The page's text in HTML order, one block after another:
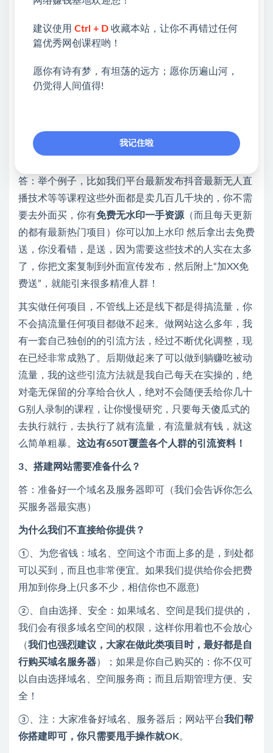
1、这个项目还能玩嘛？
答：肯定还能玩，10年前我们就开始卖VIP和课程，现
在的大环境下，大家更需要学习，更多的人需要在网上
有人跟着你。
2、这个项目卖给谁？（怎么引流？）
答：举个例子，比如我们平台最新发布抖音最新无人直
播技术等等课程这些外面都是卖几百几千块的，你不需
要去外面买，你有免费无水印一手资源 （而且每天更新
的都有最新热门项目）你可以加上水印 然后拿出去免费
送，你没看错，是送，因为需要这些技术的人实在太多
了，你把文案复制到外面宣传发布，然后附上“加XX免
费送”，就能引来很多精准人群！
其实做任何项目，不管线上还是线下都是得搞流量，你
不会搞流量任何项目都做不起来。做网站这么多年，我
有一套自己独创的的引流方法，经过不断优化调整，现
在已经非常成熟了。后期做起来了可以做到躺赚吃被动
流量，我的这些引流方法就是我自己每天在实操的，绝
对毫无保留的分享给合伙人，绝对不会随便丢给你几十
G别人录制的课程，让你慢慢研究，只要每天傻瓜式的
去执行就行，去执行了就有流量，有流量就有钱，就这
么简单粗暴。 这边有650T覆盖各个人群的引流资料！
3、搭建网站需要准备什么？
答：准备好一个域名及服务器即可（我们会告诉你怎么
买服务器最实惠）
为什么我们不直接给你提供？
①、为您省钱：域名、空间这个市面上多的是，到处都
可以买到，而且也非常便宜。如果我们提供给你会把费
用加到你身上(只多不少，相信你也不愿意)
②、自由选择、安全：如果域名、空间是我们提供的，
我们会有很多域名空间的权限，这样你用着也不会放心
（我们也强烈建议，大家在做此类项目时，最好都是自
行购买域名服务器）；如果是你自己购买的：你不仅可
以自由选择域名、空间服务商；而且后期管理方便、安
全！
③、注：大家准备好域名、服务器后；网站平台我们帮
你搭建即可，你只需要甩手操作就OK。
建议使用 Ctrl + D 收藏本站，让你不再错过任何
篇优秀网创课程哟！
愿你有诗有梦，有坦荡的远方；愿你历遍山河，
仍觉得人间值得!
我记住啦